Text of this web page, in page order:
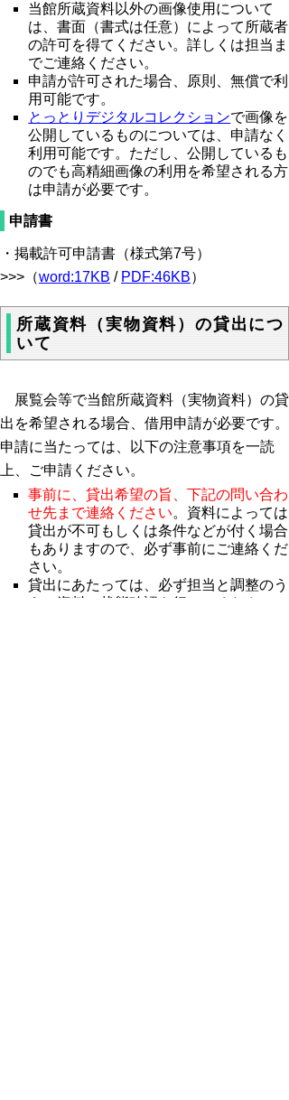
当館所蔵資料以外の画像使用について
は、書面（書式は任意）によって所蔵者
の許可を得てください。詳しくは担当ま
でご連絡ください。
申請が許可された場合、原則、無償で利
用可能です。
とっとりデジタルコレクションで画像を
公開しているものについては、申請なく
利用可能です。ただし、公開しているも
のでも高精細画像の利用を希望される方
は申請が必要です。
申請書
・掲載許可申請書（様式第7号）
>>>（word:17KB / PDF:46KB）
所蔵資料（実物資料）の貸出につ
いて
展覧会等で当館所蔵資料（実物資料）の貸
出を希望される場合、借用申請が必要です。
申請に当たっては、以下の注意事項を一読
上、ご申請ください。
事前に、貸出希望の旨、下記の問い合わ
せ先まで連絡ください。資料によっては
貸出が不可もしくは条件などが付く場合
もありますので、必ず事前にご連絡くだ
さい。
貸出にあたっては、必ず担当と調整のう
え、資料の状態確認を行ってください。